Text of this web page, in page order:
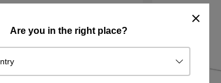
Are you in the right place?